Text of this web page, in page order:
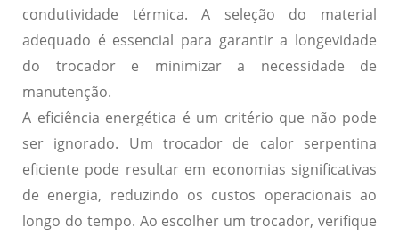
condutividade térmica. A seleção do material
adequado é essencial para garantir a longevidade
do trocador e minimizar a necessidade de
manutenção.
A eficiência energética é um critério que não pode
ser ignorado. Um trocador de calor serpentina
eficiente pode resultar em economias significativas
de energia, reduzindo os custos operacionais ao
longo do tempo. Ao escolher um trocador, verifique